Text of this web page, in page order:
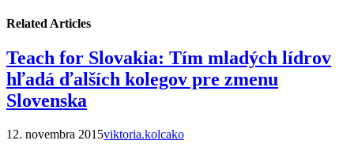
Related Articles
Teach for Slovakia: Tím mladých lídrov
hľadá ďalších kolegov pre zmenu
Slovenska
12. novembra 2015viktoria.kolcako